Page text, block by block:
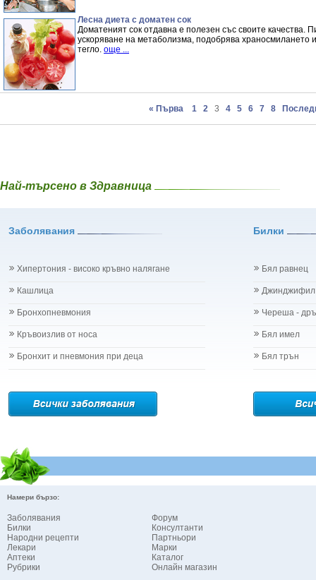
Лесна диета с доматен сок
Доматеният сок отдавна е полезен със своите качества.
ускоряване на метаболизма, подобрява храносмилането
тегло. още ...
« Първа 1 23 4 5 6 7 8
Най-търсено в Здравница
Заболявания Билки
Хипертония - високо кръвно налягане
Кашлица
Бронхопневмония
Кръвоизлив от носа
Бронхит и пневмония при деца
Бял равнец
Джинджифил
Череша -
Бял имел
Бял трън
Намери бързо:
Заболявания
Билки
Народни рецепти
Лекари
Аптеки
Рубрики
Форум
Консултанти
Партньори
Марки
Каталог
Онлайн магазин